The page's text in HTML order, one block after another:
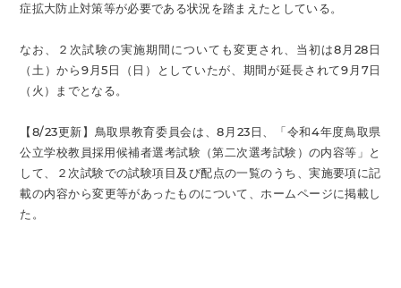
症拡大防止対策等が必要である状況を踏まえたとしている。
なお、２次試験の実施期間についても変更され、当初は8月28日
（土）から9月5日（日）としていたが、期間が延長されて9月7日
（火）までとなる。
【8/23更新】鳥取県教育委員会は、8月23日、「令和4年度鳥取県
公立学校教員採用候補者選考試験（第二次選考試験）の内容等」と
して、２次試験での試験項目及び配点の一覧のうち、実施要項に記
載の内容から変更等があったものについて、ホームページに掲載し
た。